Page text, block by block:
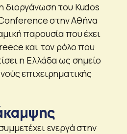
του Kudos
στην Αθήνα
παρουσία που έχει
και τον ρόλο που
η Ελλάδα ως σημείο
επιχειρηματικής
ενεργά στην